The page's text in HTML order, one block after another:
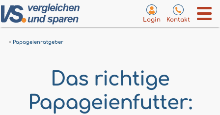
Login Kontakt
Papageienratgeber
Das richtige
Papageienfutter: